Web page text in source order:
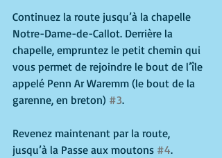
Continuez la route jusqu’à la chapelle
Notre-Dame-de-Callot. Derrière la
chapelle, empruntez le petit chemin qui
vous permet de rejoindre le bout de l’île
appelé Penn Ar Waremm (le bout de la
garenne, en breton) #3.
Revenez maintenant par la route,
jusqu’à la Passe aux moutons #4.